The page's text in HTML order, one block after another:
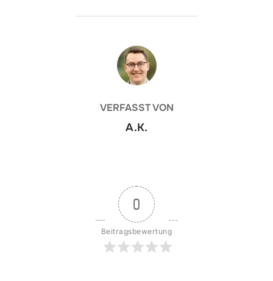
BEITRAGSAUTOR
VERFASST VON
A.K.
0
Beitragsbewertung